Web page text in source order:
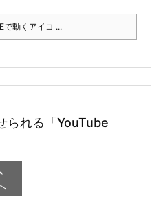
で動くアイコ ...
られる「YouTube